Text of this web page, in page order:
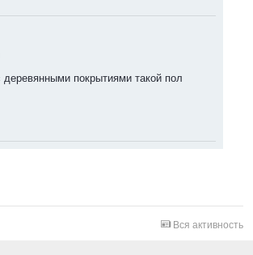
покрытиями такой пол
Вся активность